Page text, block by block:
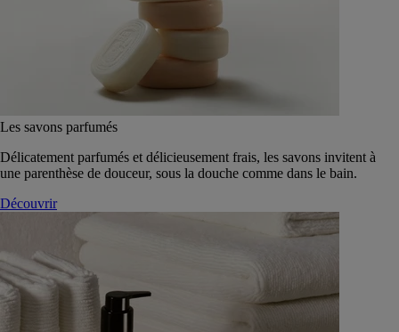
Les savons parfumés
Délicatement parfumés et délicieusement frais, les savons invitent à
une parenthèse de douceur, sous la douche comme dans le bain.
Découvrir